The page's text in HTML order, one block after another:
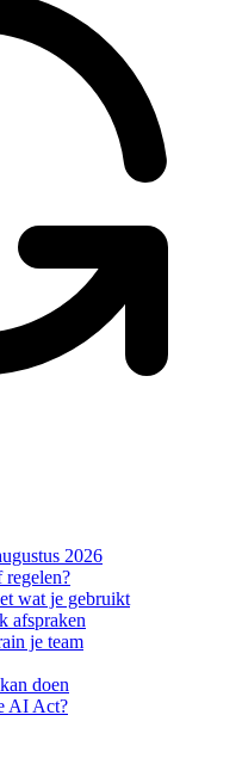
2026
wat je gebruikt
afspraken
je team
doen
AI Act?